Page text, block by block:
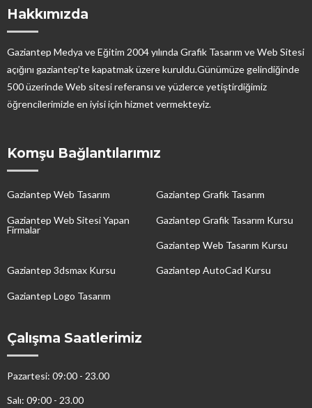
Hakkımızda
Gaziantep Medya ve Eğitim 2004 yılında Grafik Tasarım ve Web Sitesi
açığını gaziantep’te kapatmak üzere kuruldu.Günümüze gelindiğinde
500 üzerinde Web sitesi referansı ve yüzlerce yetiştirdiğimiz
öğrencilerimizle en iyisi için hizmet vermekteyiz.
Komşu Bağlantılarımız
Gaziantep Web Tasarım Gaziantep Grafik Tasarım
Gaziantep Web Sitesi Yapan
Firmalar
Gaziantep Grafik Tasarım Kursu
Gaziantep Web Tasarım Kursu
Gaziantep 3dsmax Kursu Gaziantep AutoCad Kursu
Gaziantep Logo Tasarım
Çalışma Saatlerimiz
Pazartesi: 09:00 - 23.00
Salı: 09:00 - 23.00